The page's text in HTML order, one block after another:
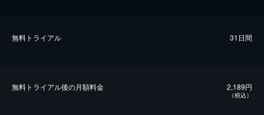
無料トライアル 31日間
無料トライアル後の⽉額料金 2,189円
（税込）